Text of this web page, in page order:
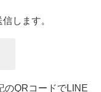
します。
のQRコードでLINE